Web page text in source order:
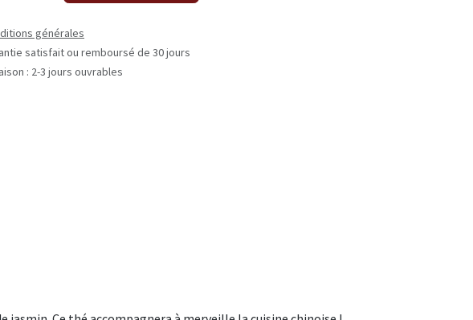
générales
satisfait ou remboursé de 30 jours
: 2-3 jours ouvrables